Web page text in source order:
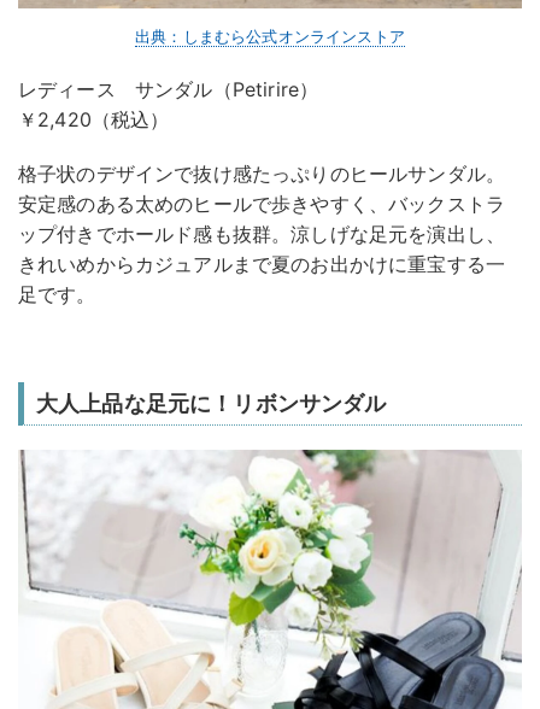
出典：しまむら公式オンラインストア
レディース サンダル（Petirire）
￥2,420（税込）
格子状のデザインで抜け感たっぷりのヒールサンダル。
安定感のある太めのヒールで歩きやすく、バックストラ
ップ付きでホールド感も抜群。涼しげな足元を演出し、
きれいめからカジュアルまで夏のお出かけに重宝する一
足です。
大人上品な足元に！リボンサンダル